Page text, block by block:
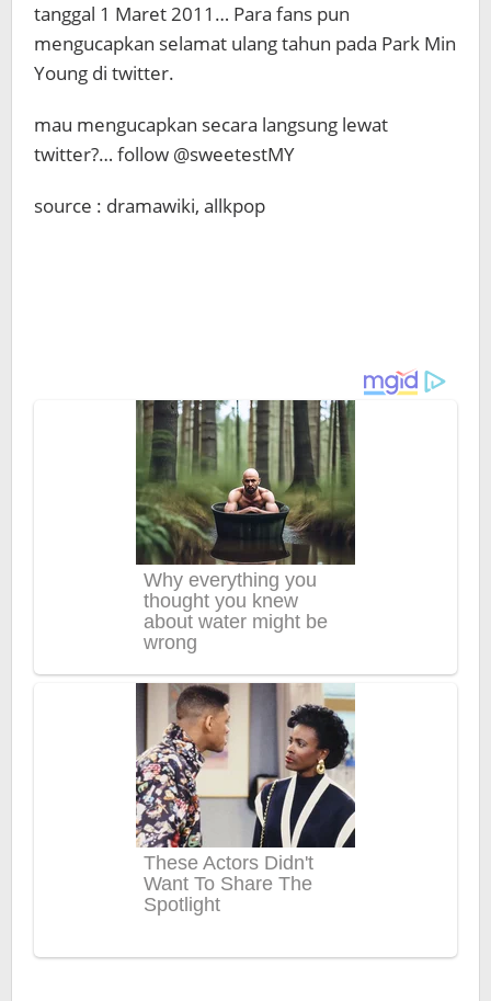
tanggal 1 Maret 2011… Para fans pun
mengucapkan selamat ulang tahun pada Park Min
Young di twitter.
mau mengucapkan secara langsung lewat
twitter?… follow @sweetestMY
source : dramawiki, allkpop